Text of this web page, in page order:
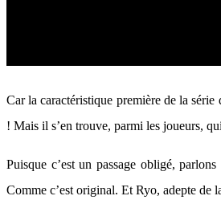
Car la caractéristique première de la
! Mais il s’en trouve, parmi les joueurs,
Puisque c’est un passage obligé,
Comme c’est original. Et Ryo, adepte de